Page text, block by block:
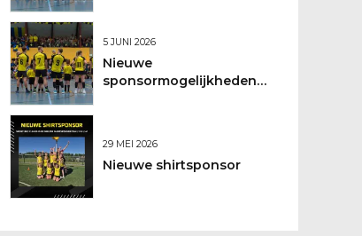
5 JUNI 2026
Nieuwe
sponsormogelijkheden
29 MEI 2026
Nieuwe shirtsponsor